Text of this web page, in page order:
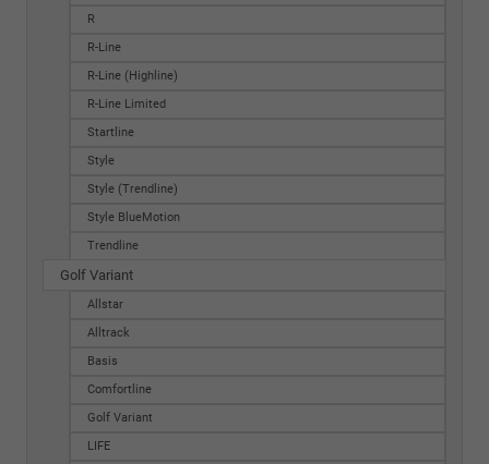
R
R-Line
R-Line (Highline)
R-Line Limited
Startline
Style
Style (Trendline)
Style BlueMotion
Trendline
Golf Variant
Allstar
Alltrack
Basis
Comfortline
Golf Variant
LIFE